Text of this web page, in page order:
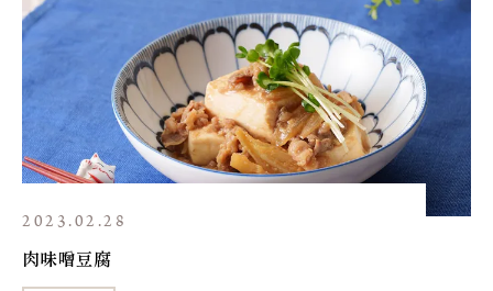
2023.02.28
肉味噌豆腐